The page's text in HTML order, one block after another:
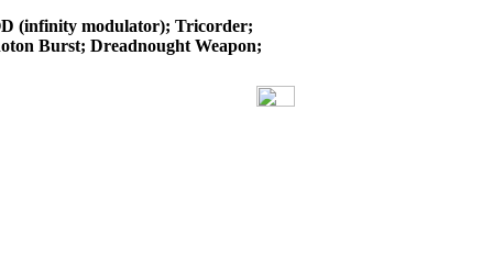
(infinity modulator); Tricorder;
Burst; Dreadnought Weapon;